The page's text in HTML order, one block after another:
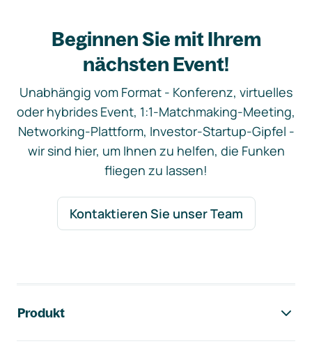
Beginnen Sie mit Ihrem
nächsten Event!
Unabhängig vom Format - Konferenz, virtuelles
oder hybrides Event, 1:1-Matchmaking-Meeting,
Networking-Plattform, Investor-Startup-Gipfel -
wir sind hier, um Ihnen zu helfen, die Funken
fliegen zu lassen!
Kontaktieren Sie unser Team
Produkt